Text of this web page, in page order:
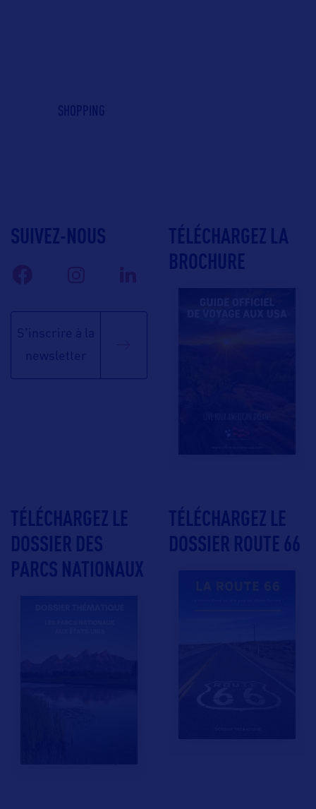
SHOPPING
SUIVEZ-NOUS
S'inscrire à la
newsletter
TÉLÉCHARGEZ LA
BROCHURE
TÉLÉCHARGEZ LE
DOSSIER DES
PARCS NATIONAUX
TÉLÉCHARGEZ LE
DOSSIER ROUTE 66